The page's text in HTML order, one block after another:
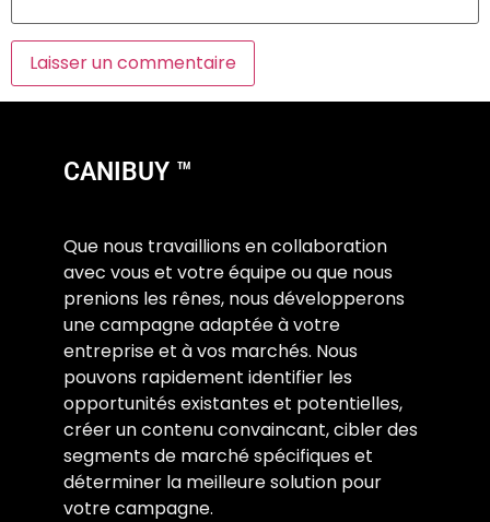
CANIBUY ™
Que nous travaillions en collaboration
avec vous et votre équipe ou que nous
prenions les rênes, nous développerons
une campagne adaptée à votre
entreprise et à vos marchés. Nous
pouvons rapidement identifier les
opportunités existantes et potentielles,
créer un contenu convaincant, cibler des
segments de marché spécifiques et
déterminer la meilleure solution pour
votre campagne.